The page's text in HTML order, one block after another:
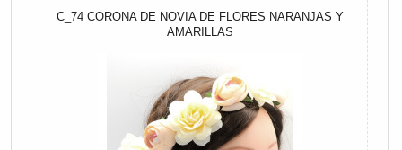
C_74 CORONA DE NOVIA DE FLORES NARANJAS Y
AMARILLAS